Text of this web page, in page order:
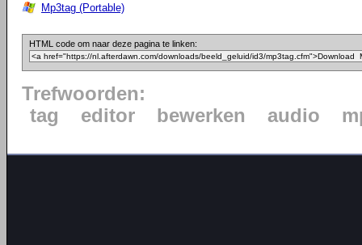
Mp3tag (Portable)
HTML code om naar deze pagina te linken:
Trefwoorden:
tag
editor bewerken audio